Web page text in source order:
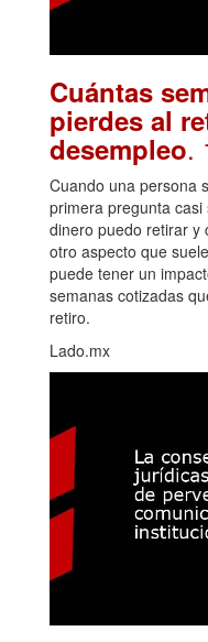
Cuántas
pierdes al
desempleo.
Cuando una persona
primera pregunta
dinero puedo retirar y
otro aspecto que
puede tener un
semanas cotizadas
retiro.
Lado.mx